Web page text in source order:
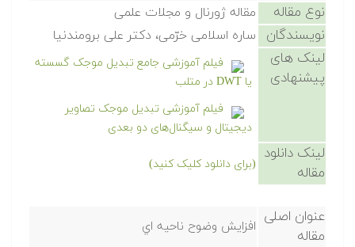
نوع مقاله مقاله ژورنال و مجلات علمی
نویسندگان ساره اسلامی خرّمی، دکتر علی برومندنیا
لینک های
پیشنهادی
فیلم آموزشی جامع تبدیل موجک گسسته
یا DWT در متلب
فیلم آموزشی تبدیل موجک تصاویر
دیجیتال و سیگنال‌های دو بعدی
لینک دانلود
مقاله
(برای دانلود کلیک کنید)
عنوان اصلی
مقاله
افزایش وضوح ناحیه اي